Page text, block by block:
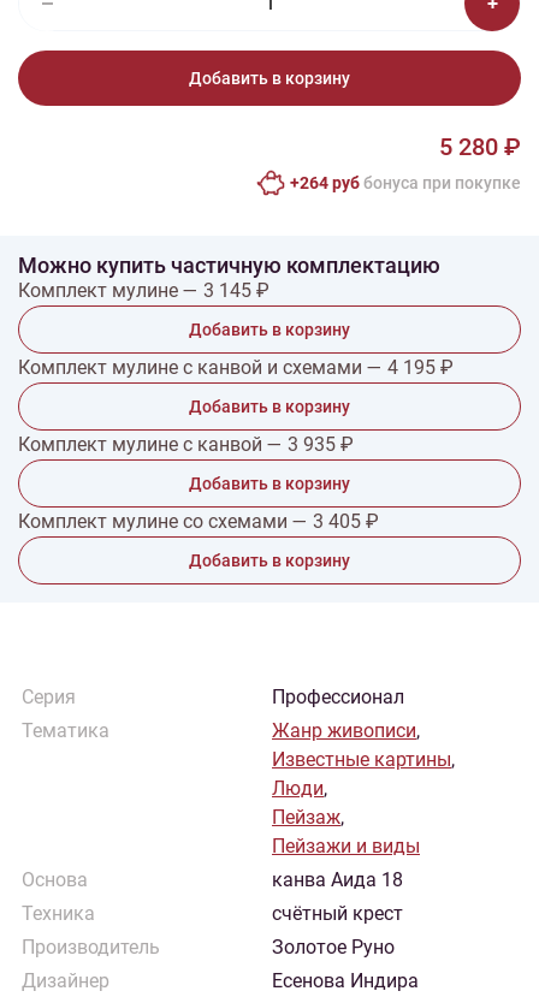
Добавить в корзину
5 280 ₽
+264 руббонусa при покупке
Можно купить частичную комплектацию
Комплект мулине — 3 145 ₽
Добавить в корзину
Комплект мулине с канвой и схемами — 4 195 ₽
Добавить в корзину
Комплект мулине с канвой — 3 935 ₽
Добавить в корзину
Комплект мулине со схемами — 3 405 ₽
Добавить в корзину
Серия
Профессионал
Тематика
Жанр живописи,
Известные картины,
Люди,
Пейзаж,
Пейзажи и виды
Основа
канва Аида 18
Техника
счётный крест
Производитель
Золотое Руно
Дизайнер
Есенова Индира